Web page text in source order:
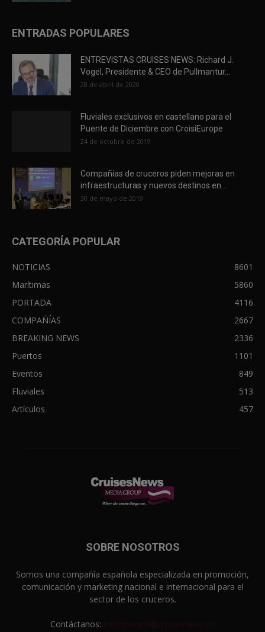
ENTRADAS POPULARES
ENTREVISTAS CRUISES NEWS: Richard J.
Vogel, Presidente & CEO de Pullmantur...
28 de abril de 2020
Fluviales exclusivos en castellano para el
Puente de Diciembre con CroisiEurope
24 de octubre de 2019
Compañías de cruceros piden mejoras en
infraestructuras y nuevos destinos en...
30 de mayo de 2019
CATEGORÍA POPULAR
NOTICIAS
8601
Marítimas
5860
PORTADA
4116
COMPAÑÍAS
2667
BREAKING NEWS
2336
Puertos
1101
Eventos
849
Fluviales
513
Artículos
457
SOBRE NOSOTROS
Somos una compañía española especializada en promoción,
comunicación y marketing nacional e internacional para el
sector de los cruceros.
Contáctanos: informacion@cruisesnews.es